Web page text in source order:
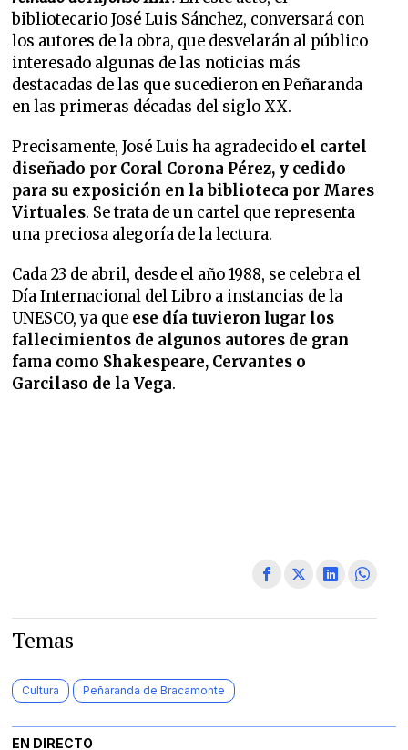
bibliotecario José Luis Sánchez, conversará con
los autores de la obra, que desvelarán al público
interesado algunas de las noticias más
destacadas de las que sucedieron en Peñaranda
en las primeras décadas del siglo XX.
Precisamente, José Luis ha agradecido el cartel
diseñado por Coral Corona Pérez, y cedido
para su exposición en la biblioteca por Mares
Virtuales. Se trata de un cartel que representa
una preciosa alegoría de la lectura.
Cada 23 de abril, desde el año 1988, se celebra el
Día Internacional del Libro a instancias de la
UNESCO, ya que ese día tuvieron lugar los
fallecimientos de algunos autores de gran
fama como Shakespeare, Cervantes o
Garcilaso de la Vega.
Temas
Cultura Peñaranda de Bracamonte
EN DIRECTO